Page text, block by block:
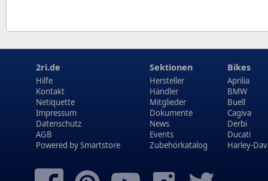
2ri.de
Hilfe
Kontakt
Netiquette
Impressum
Datenschutz
AGB
Powered bySmartstore
Sektionen
Hersteller
Händler
Mitglieder
Dokumente
News
Events
Zubehörkatalog
Bikes
Aprilia
BMW
Buell
Cagiva
Derbi
Ducati
Harley-